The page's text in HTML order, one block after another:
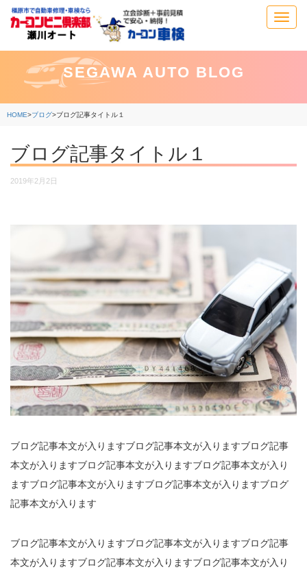
SEGAWA AUTO BLOG
HOME>ブログ>ブログ記事タイトル１
ブログ記事タイトル１
2019年2月2日
ブログ記事本文が入りますブログ記事本文が入りますブログ記事
本文が入りますブログ記事本文が入りますブログ記事本文が入り
ますブログ記事本文が入りますブログ記事本文が入りますブログ
記事本文が入ります
ブログ記事本文が入りますブログ記事本文が入りますブログ記事
本文が入りますブログ記事本文が入りますブログ記事本文が入り